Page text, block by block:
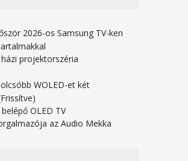
2026-os Samsung TV-ken
projektorszéria
WOLED-et két
OLED TV
az Audio Mekka